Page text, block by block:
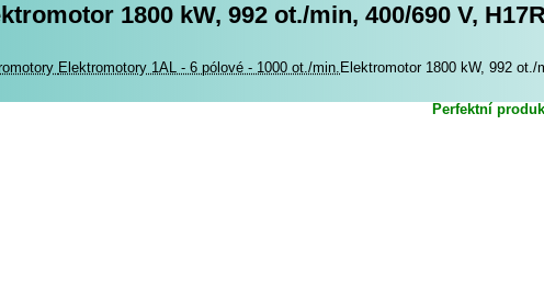
1800 kW, 992 ot./min, 400/690 V,
Elektromotory
Elektromotory 1AL - 6 pólové - 1000 ot./min. Elektromotor 1800 kW, 992 ot./
Perfektní